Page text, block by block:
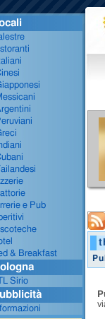
e Pub
& Breakfast
Sirio